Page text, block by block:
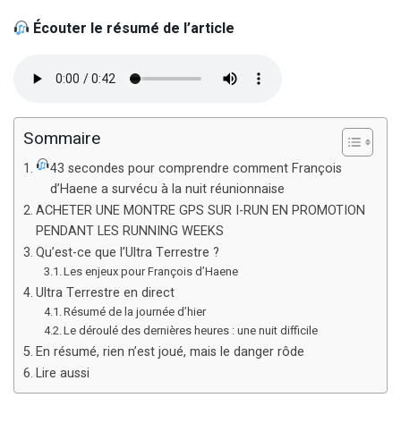
Écouter le résumé de l’article
Sommaire
43 secondes pour comprendre comment François
d’Haene a survécu à la nuit réunionnaise
ACHETER UNE MONTRE GPS SUR I-RUN EN PROMOTION
PENDANT LES RUNNING WEEKS
Qu’est-ce que l’Ultra Terrestre ?
Les enjeux pour François d’Haene
Ultra Terrestre en direct
Résumé de la journée d’hier
Le déroulé des dernières heures : une nuit difficile
En résumé, rien n’est joué, mais le danger rôde
Lire aussi